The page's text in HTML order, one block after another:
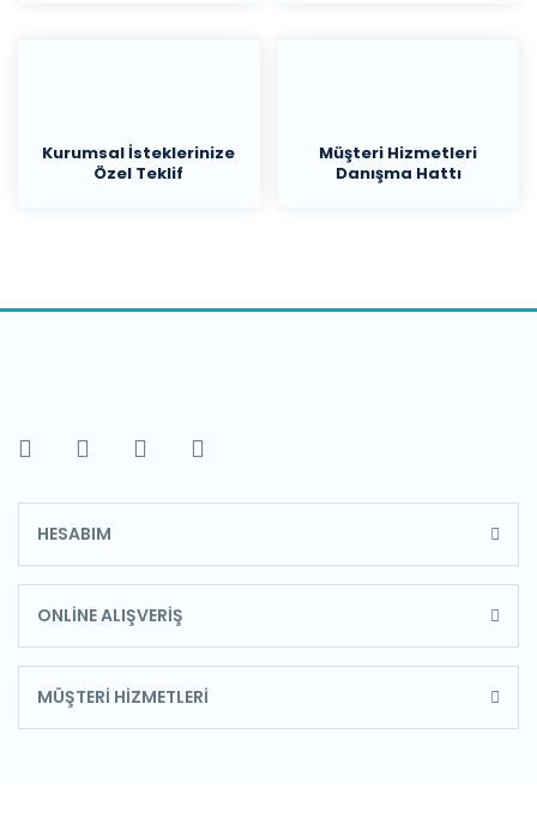
Kurumsal İsteklerinize
Özel Teklif
Müşteri Hizmetleri
Danışma Hattı
HESABIM
ONLİNE ALIŞVERİŞ
MÜŞTERİ HİZMETLERİ